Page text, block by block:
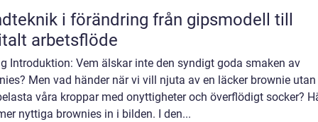
i förändring från gipsmodell till
arbetsflöde
Introduktion: Vem älskar inte den syndigt goda smaken av
Men vad händer när vi vill njuta av en läcker brownie
våra kroppar med onyttigheter och överflödigt socker?
nyttiga brownies in i bilden. I den...